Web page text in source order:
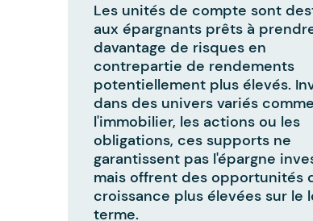
Les unités de compte sont
aux épargnants prêts à
davantage de risques en
contrepartie de rendements
potentiellement plus élevés.
dans des univers variés comme
l'immobilier, les actions ou les
obligations, ces supports ne
garantissent pas l'épargne
mais offrent des opportunités
croissance plus élevées sur le
terme.